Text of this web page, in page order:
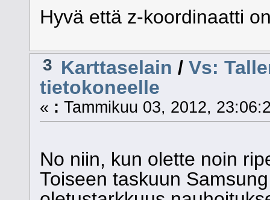
Hyvä että z-koordinaatti
3 Karttaselain /Vs:
tietokoneelle
« : Tammikuu 03, 2012,
No niin, kun olette noin
Toiseen taskuun